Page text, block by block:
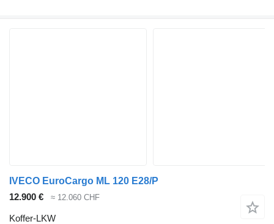
IVECO EuroCargo ML 120 E28/P
12.900 €
≈ 12.060 CHF
Koffer-LKW